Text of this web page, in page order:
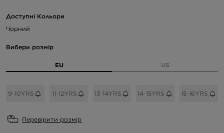
Доступні Кольори
Чорний
Вибери розмір
EU US
9-10YRS 11-12YRS 13-14YRS 14-15YRS 15-16YRS
Перевірити розмір